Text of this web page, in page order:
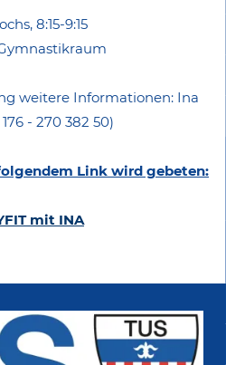
8:15-9:15
weitere Informationen: Ina
- 270 382 50)
Link wird gebeten:
mit INA